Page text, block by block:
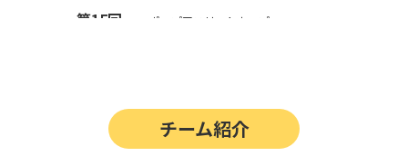
第15回 ポップアスリートカップ
第12回 決勝戦の動画はこちらから
チーム紹介